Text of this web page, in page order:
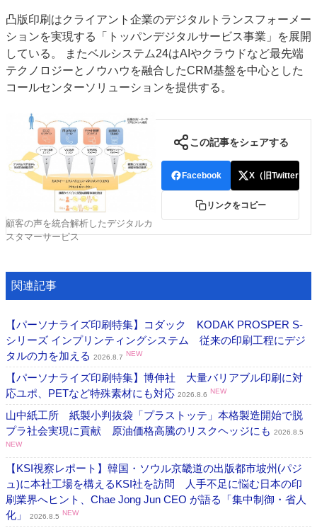
特集・デジタル印刷 ～ 新成長軌道を描く
案内
発刊案内
JFPI印刷用語集 印刷機材年鑑
運営
会社案内
お問い合わせ
凸版印刷はクライアント企業のデジタルトランスフォーメー
ションを実現する「トッパンデジタルサービス事業」を展開
している。 またベルシステム24はAIやクラウドなど最先端
テクノロジーとノウハウを融合したCRM基盤を中心とした
コールセンターソリューションを提供する。
顧客の声を統合解析したデジタルカ
スタマーサービス
この記事をシェアする
Facebook X（旧Twitter）
リンクをコピー
関連記事
【パーソナライズ印刷特集】コダック KODAK PROSPER S-
シリーズ インプリンティングシステム 従来の印刷工程にデジ
タルの力を加える 2026.8.7 NEW
【パーソナライズ印刷特集】博伸社 大量バリアブル印刷に対
応ユポ、PETなど特殊素材にも対応 2026.8.6 NEW
山中紙工所 紙製小判抜袋「プラストッテ」本格製造開始で脱
プラ社会実現に貢献 原油価格高騰のリスクヘッジにも 2026.8.5
NEW
【KSI視察レポート】韓国・ソウル京畿道の出版都市坡州(パジ
ュ)に本社工場を構えるKSI社を訪問 人手不足に悩む日本の印
刷業界へヒント、Chae Jong Jun CEO が語る「集中制御・省人
化」
2026.8.5 NEW